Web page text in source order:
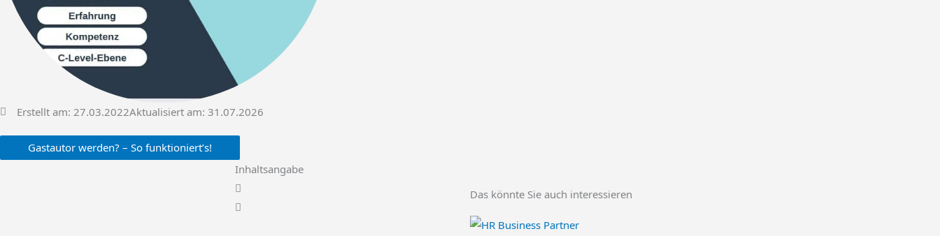
Erstellt am: 27.03.2022Aktualisiert am: 31.07.2026
Gastautor werden? – So funktioniert’s!
Inhaltsangabe
Das könnte Sie auch interessieren